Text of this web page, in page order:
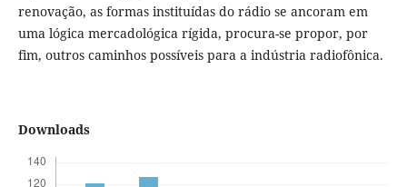
renovação, as formas instituídas do rádio se ancoram em
uma lógica mercadológica rígida, procura-se propor, por
fim, outros caminhos possíveis para a indústria radiofônica.
Downloads